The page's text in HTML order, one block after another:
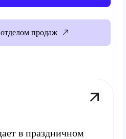
продаж
в праздничном